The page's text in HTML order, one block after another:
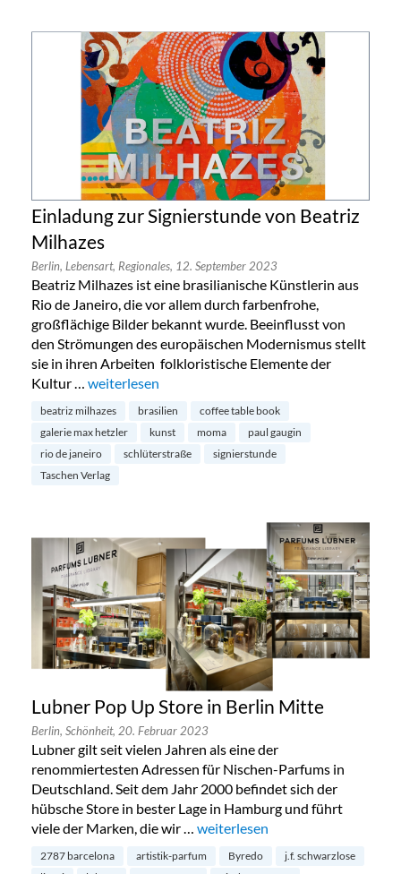
Einladung zur Signierstunde von Beatriz
Milhazes
Berlin, Lebensart, Regionales, 12. September 2023
Beatriz Milhazes ist eine brasilianische Künstlerin aus
Rio de Janeiro, die vor allem durch farbenfrohe,
großflächige Bilder bekannt wurde. Beeinflusst von
den Strömungen des europäischen Modernismus stellt
sie in ihren Arbeiten folkloristische Elemente der
Kultur … „Einladung zur Signierstunde von Beatriz Milhazes“
weiterlesen
beatriz milhazes brasilien
coffee table book
galerie max hetzler
kunst moma
paul gaugin
rio de janeiro
schlüterstraße
signierstunde
Taschen Verlag
Lubner Pop Up Store in Berlin Mitte
Berlin, Schönheit, 20. Februar 2023
Lubner gilt seit vielen Jahren als eine der
renommiertesten Adressen für Nischen-Parfums in
Deutschland. Seit dem Jahr 2000 befindet sich der
hübsche Store in bester Lage in Hamburg und führt
viele der Marken, die wir … „Lubner Pop Up Store in Berlin
weiterlesen
2787 barcelona artistik-parfum Byredo
j.f. schwarzlose